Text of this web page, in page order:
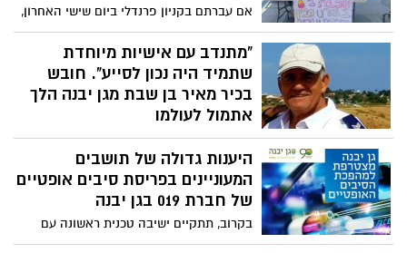
אם עברתם בקניון פרנדלי ביום שישי האחרון,
וודאי נתקלתם בדוכן מכירת העוגות של כיתת
המנהיגות של כיתה י' 3 בבית הספר אורט
ע"ש רבין. הכיתה כולה נרתמה לרעיון מכירת
העוגות כשכל ההכנסות קודש למשפחות
ביישוב אשר ידן אינן משגת לקראת חג
החנוכה.
"מתנדב עם אישיות מיוחדת
שתמיד היה נכון לסייע". חובש
בכיר מאיר בן שבת מגן יבנה הלך
אתמול לעולמו
מגן דוד אדום מרכין ראש עם פטירתו של
בכיר ונהג במד"א גן יבנה. מאיר ז"ל נפטר
אתמול (ד') ממחלה קשה ונטמן בבית העלמין
ונכדות. חבריו להתנדבות סיפרו על מתנדב
היענות גדולה של תושבים
המעוניינים בפריסת סיבים אופטיים
של חברת 019 בגן יבנה
בקרוב, תתקיים ישיבה טכנית ראשונה עם
חברת 019 לפריסת הסיבים האופטיים ביישוב.